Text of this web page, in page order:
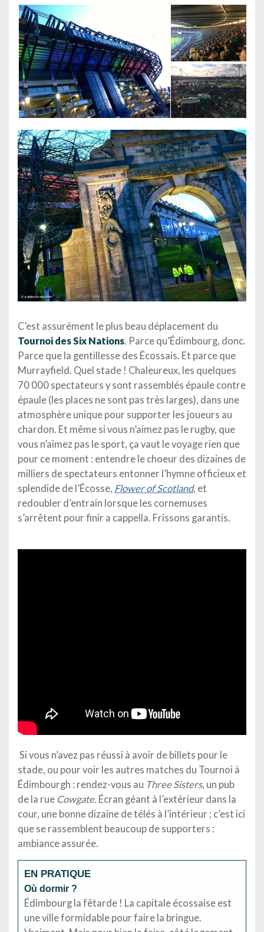
C’est assurément le plus beau déplacement du
Tournoi des Six Nations. Parce qu’Édimbourg, donc.
Parce que la gentillesse des Écossais. Et parce que
Murrayfield. Quel stade ! Chaleureux, les quelques
70 000 spectateurs y sont rassemblés épaule contre
épaule (les places ne sont pas très larges), dans une
atmosphère unique pour supporter les joueurs au
chardon. Et même si vous n’aimez pas le rugby, que
vous n’aimez pas le sport, ça vaut le voyage rien que
pour ce moment : entendre le choeur des dizaines de
milliers de spectateurs entonner l’hymne officieux et
splendide de l’Écosse, Flower of Scotland, et
redoubler d’entrain lorsque les cornemuses
s’arrêtent pour finir a cappella. Frissons garantis.
Si vous n’avez pas réussi à avoir de billets pour le
stade, ou pour voir les autres matches du Tournoi à
Édimbourgh : rendez-vous au Three Sisters, un pub
de la rue Cowgate. Écran géant à l’extérieur dans la
cour, une bonne dizaine de télés à l’intérieur ; c’est ici
que se rassemblent beaucoup de supporters :
ambiance assurée.
EN PRATIQUE
Où dormir ?
Édimbourg la fêtarde ! La capitale écossaise est
une ville formidable pour faire la bringue.